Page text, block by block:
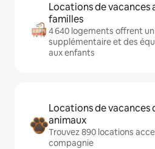
Locations de vacances
familles
4 640 logements offrent
supplémentaire et des
aux enfants
Locations de
animaux
Trouvez 890 locations
compagnie